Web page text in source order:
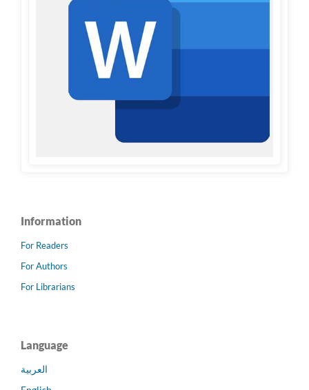
Information
For Readers
For Authors
For Librarians
Language
العربية